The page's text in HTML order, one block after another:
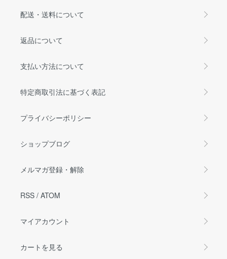
配送・送料について
返品について
支払い方法について
特定商取引法に基づく表記
プライバシーポリシー
ショップブログ
メルマガ登録・解除
RSS / ATOM
マイアカウント
カートを見る